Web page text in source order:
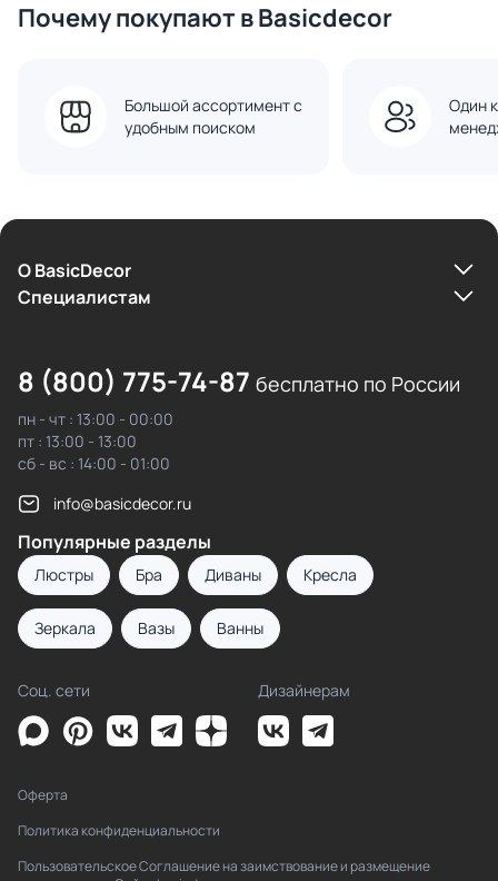
Почему покупают в Basicdecor
Большой ассортимент с
удобным поиском
Один
О BasicDecor
Cпециалистам
8 (800) 775-74-87 бесплатно по России
пн - чт : 13:00 - 00:00
пт : 13:00 - 13:00
сб - вс : 14:00 - 01:00
info@basicdecor.ru
Популярные разделы
Люстры Бра Диваны Кресла
Зеркала Вазы Ванны
Соц. сети Дизайнерам
Оферта
Политика конфиденциальности
Пользовательское Соглашение на заимствование и размещение